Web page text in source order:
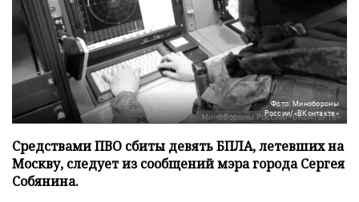
Фото: Минобороны
России/«ВКонтакте»
Средствами ПВО сбиты девять БПЛА, летевших на
Москву, следует из сообщений мэра города Сергея
Собянина.